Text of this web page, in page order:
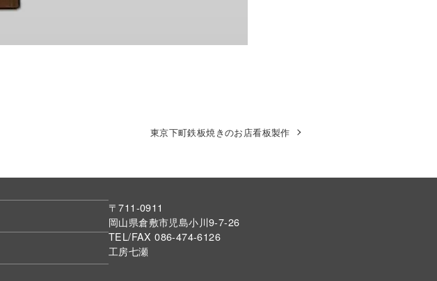
東京下町鉄板焼きのお店看板製作
〒711-0911
岡山県倉敷市児島小川9-7-26
TEL/FAX 086-474-6126
工房七瀬